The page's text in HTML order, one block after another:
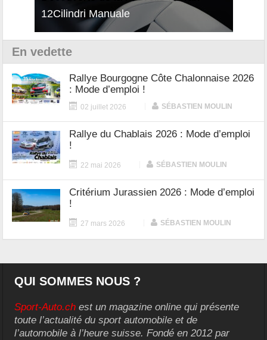
12Cilindri Manuale
Shift
En vedette
Rallye Bourgogne Côte Chalonnaise 2026
: Mode d’emploi !
02 juillet 2026 SÉBASTIEN MOULIN
Rallye du Chablais 2026 : Mode d’emploi
!
22 mai 2026 SÉBASTIEN MOULIN
Critérium Jurassien 2026 : Mode d’emploi
!
27 mars 2026 SÉBASTIEN MOULIN
QUI SOMMES NOUS ?
Sport-Auto.ch est un magazine online qui présente
toute l’actualité du sport automobile et de
l’automobile à l’heure suisse. Fondé en 2012 par